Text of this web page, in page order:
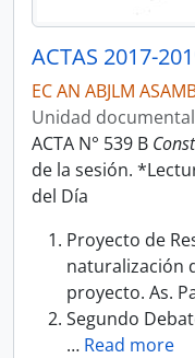
ACTAS 2017-
EC AN ABJLM
Unidad
ACTA N° 539 B
de la sesión.
del Día
Proyecto de
naturalización
proyecto. As.
Segundo
… Read more